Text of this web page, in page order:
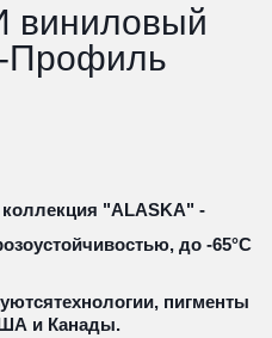
виниловый
Профиль
"ALASKA" -
до -65°С
пигменты
и Канады.